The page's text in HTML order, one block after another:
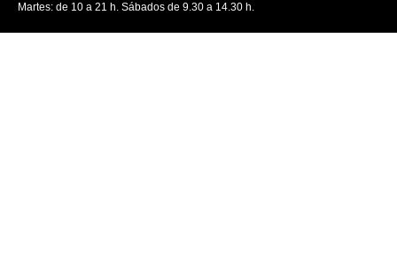
Martes: de 10 a 21 h. Sábados de 9.30 a 14.30 h.